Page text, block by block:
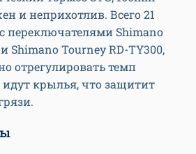
и неприхотлив. Всего 21
переключателями Shimano
Shimano Tourney RD-TY300,
отрегулировать темп
идут крылья, что защитит